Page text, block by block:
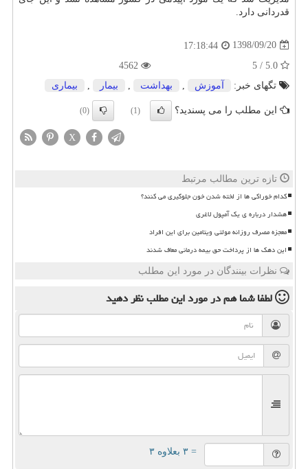
قدردانی دارد.
1398/09/20
17:18:44
تگهای خبر:
آموزش بهداشت بیمار بیماری
این مطلب را می پسندید؟ (1)
(0)
X
تازه ترین مطالب مرتبط
کدام خوراکی ها از لخته شدن خون جلوگیری می کنند؟
هشدار درباره ی یک آمپول لاغری
معجزه مصرف روزانه مولتی ویتامین برای این افراد
این دهک ها از پرداخت حق بیمه درمانی معاف شدند
نظرات بینندگان در مورد این مطلب
لطفا شما همدر مورد این مطلبنظر دهید
= ۳ بعلاوه ۳